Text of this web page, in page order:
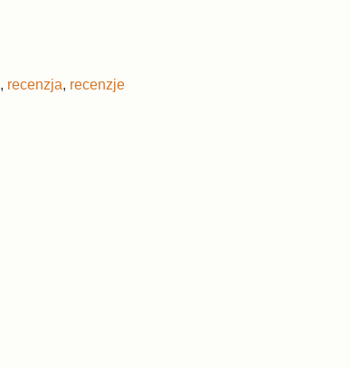
, recenzja, recenzje